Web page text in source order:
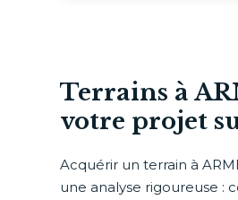
Terrains à
votre projet
Acquérir un terrain à
une analyse rigoureuse :